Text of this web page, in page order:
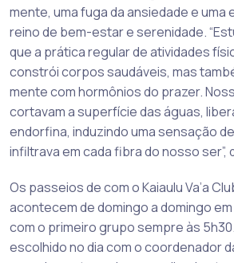
mente, uma fuga da ansiedade e uma
reino de bem-estar e serenidade.
que a prática regular de atividades
constrói corpos saudáveis, mas
mente com hormônios do prazer.
cortavam a superfície das águas,
endorfina, induzindo uma sensação
infiltrava em cada fibra do nosso ser”,
Os passeios de com o Kaiaulu Va’a
acontecem de domingo a domingo
com o primeiro grupo sempre às
escolhido no dia com o coordenador